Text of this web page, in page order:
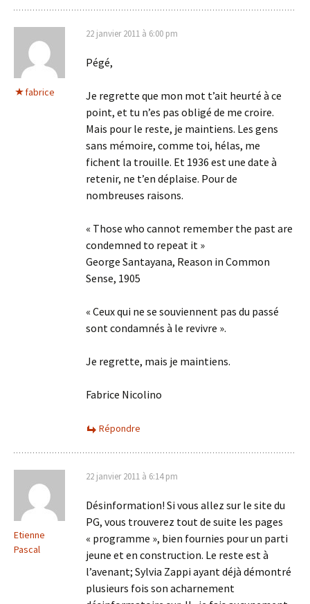
fabrice
22 janvier 2011 à 6:00 pm
Pégé,
Je regrette que mon mot t’ait heurté à ce
point, et tu n’es pas obligé de me croire.
Mais pour le reste, je maintiens. Les gens
sans mémoire, comme toi, hélas, me
fichent la trouille. Et 1936 est une date à
retenir, ne t’en déplaise. Pour de
nombreuses raisons.
« Those who cannot remember the past are
condemned to repeat it »
George Santayana, Reason in Common
Sense, 1905
« Ceux qui ne se souviennent pas du passé
sont condamnés à le revivre ».
Je regrette, mais je maintiens.
Fabrice Nicolino
Répondre
Etienne
Pascal
22 janvier 2011 à 6:14 pm
Désinformation! Si vous allez sur le site du
PG, vous trouverez tout de suite les pages
« programme », bien fournies pour un parti
jeune et en construction. Le reste est à
l’avenant; Sylvia Zappi ayant déjà démontré
plusieurs fois son acharnement